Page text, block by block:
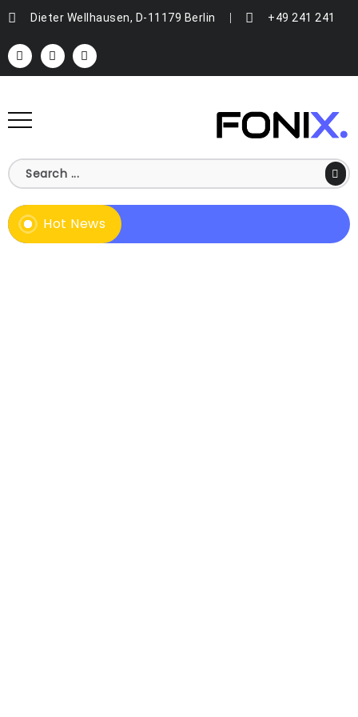
Dieter Wellhausen, D-11179 Berlin +49 241 241
Hot News